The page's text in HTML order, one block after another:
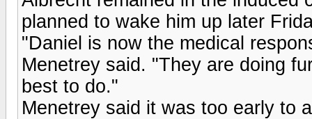
planned to wake him up later
"Daniel is now the medical
Menetrey said. "They are doing
best to do."
Menetrey said it was too early to